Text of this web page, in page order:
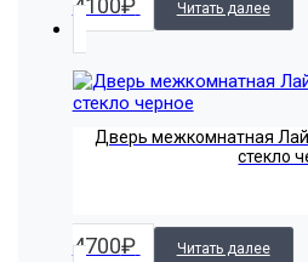
4100₽ Читать далее
Дверь межкомнатная
стекло
4700₽ Читать далее